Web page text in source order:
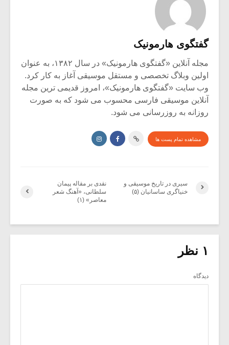
گفتگوی هارمونیک
مجله آنلاین «گفتگوی هارمونیک» در سال ۱۳۸۲، به عنوان
اولین وبلاگ تخصصی و مستقل موسیقی آغاز به کار کرد.
وب سایت «گفتگوی هارمونیک»، امروز قدیمی ترین مجله
آنلاین موسیقی فارسی محسوب می شود که به صورت
روزانه به روزرسانی می شود.
مشاهده تمام پست ها
نقدی بر مقاله پیمان
سلطانی، «آهنگ شعر
معاصر» (۱)
سیری در تاریخ موسیقی و
خنیاگری ساسانیان (۵)
۱ نظر
دیدگاه